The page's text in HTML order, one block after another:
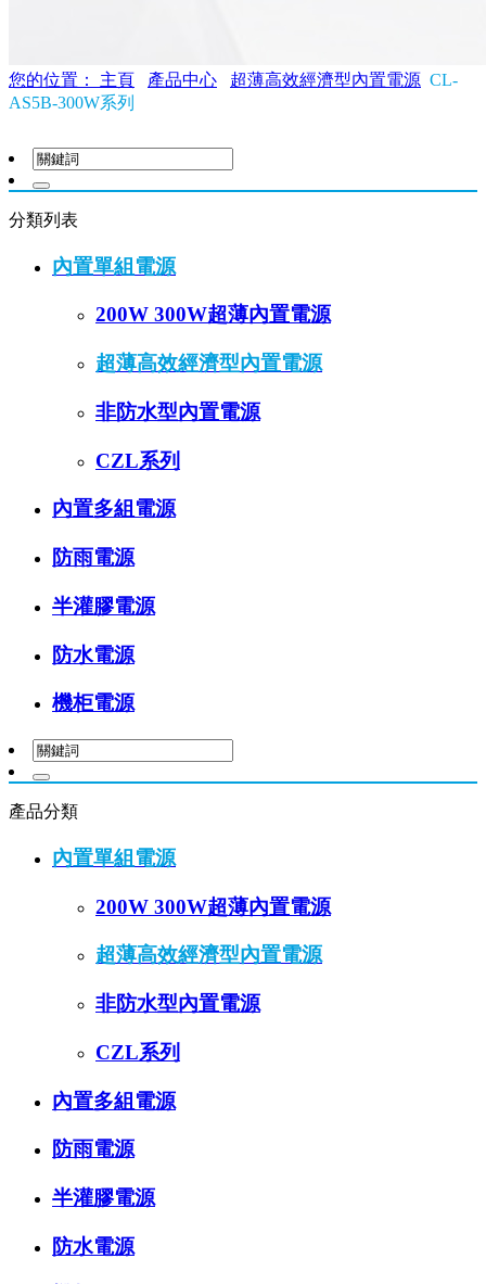
您的位置： 主頁 產品中心 超薄高效經濟型內置電源 CL-
AS5B-300W系列
分類列表
內置單組電源
200W 300W超薄內置電源
超薄高效經濟型內置電源
非防水型內置電源
CZL系列
內置多組電源
防雨電源
半灌膠電源
防水電源
機柜電源
產品分類
內置單組電源
200W 300W超薄內置電源
超薄高效經濟型內置電源
非防水型內置電源
CZL系列
內置多組電源
防雨電源
半灌膠電源
防水電源